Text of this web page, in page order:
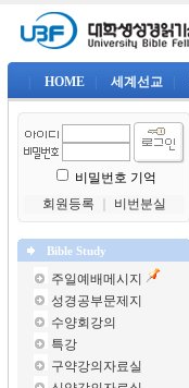
HOME 세계선교
비밀번호 기억
회원등록
비번분실
Bible Study
주일예배메시지
성경공부문제지
수양회강의
특강
구약강의자료실